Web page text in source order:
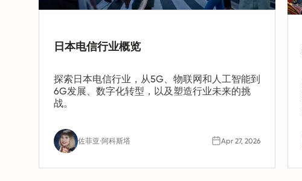
日本电信行业概览
探索日本电信行业，从5G、物联网和人工智能到
6G发展、数字化转型，以及塑造行业未来的挑
战。
佐菲亚·阿科斯塔 Apr 27, 2026